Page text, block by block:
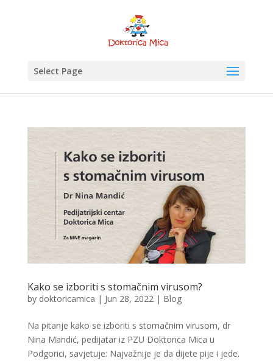
Select Page
Kako se izboriti s stomačnim virusom?
by doktoricamica | Jun 28, 2022| Blog
Na pitanje kako se izboriti s stomačnim virusom, dr
Nina Mandić, pedijatar iz PZU Doktorica Mica u
Podgorici, savjetuje: Najvažnije je da dijete pije i jede.